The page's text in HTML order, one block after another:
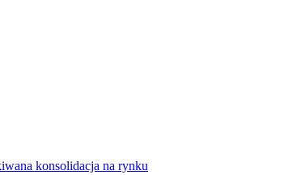
konsolidacja na rynku